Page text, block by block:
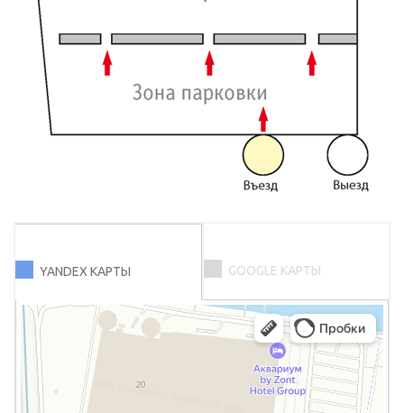
YANDEX КАРТЫ GOOGLE КАРТЫ